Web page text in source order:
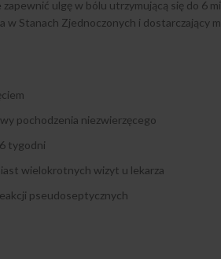
ulgę w bólu utrzymującą się do
Stanach Zjednoczonych i dostarczający
pochodzenia niezwierzęcego
tygodni
wielokrotnych wizyt u lekarza
pseudoseptycznych